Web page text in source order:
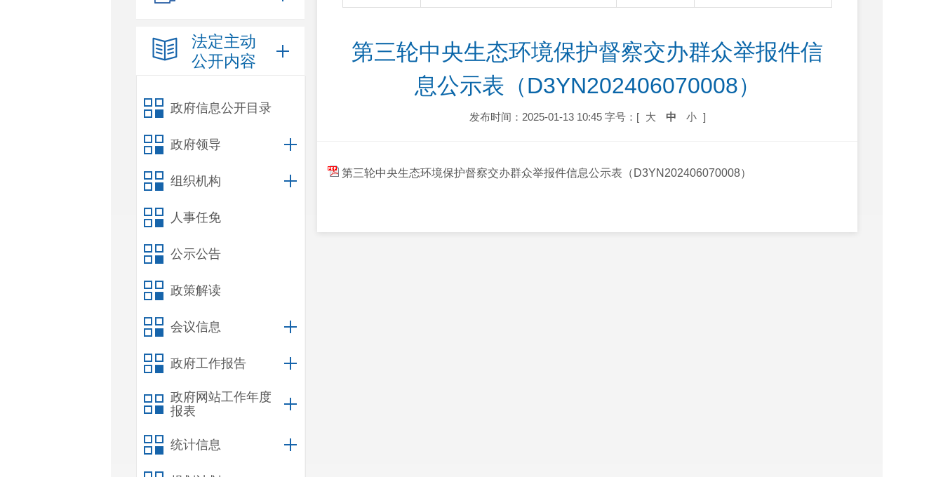
法定主动
公开内容
政府信息公开目录
政府领导
组织机构
人事任免
公示公告
政策解读
会议信息
政府工作报告
政府网站工作年度
报表
统计信息
第三轮中央生态环境保护督察交办群众举报件信
息公示表（D3YN202406070008）
发布时间：2025-01-13 10:45 字号：[ 大 中 小 ]
第三轮中央生态环境保护督察交办群众举报件信息公示表（D3YN202406070008）